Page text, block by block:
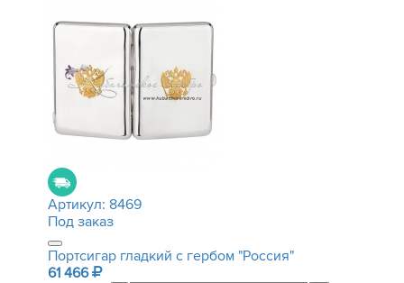
Артикул: 8469
Под заказ
Портсигар гладкий с гербом "Россия"
61 466